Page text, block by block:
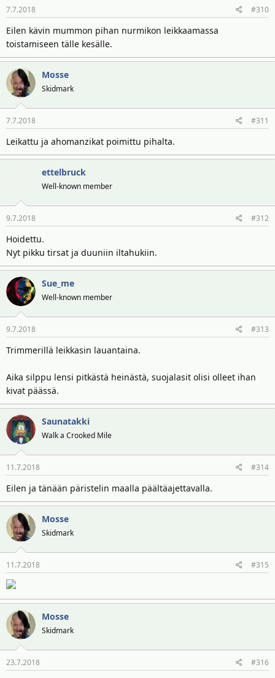
7.7.2018 #310
Eilen kävin mummon pihan nurmikon leikkaamassa
toistamiseen tälle kesälle.
Mosse
Skidmark
7.7.2018 #311
Leikattu ja ahomanzikat poimittu pihalta.
ettelbruck
Well-known member
9.7.2018 #312
Hoidettu.
Nyt pikku tirsat ja duuniin iltahukiin.
Sue_me
Well-known member
9.7.2018 #313
Trimmerillä leikkasin lauantaina.
Aika silppu lensi pitkästä heinästä, suojalasit olisi olleet ihan
kivat päässä.
Saunatakki
Walk a Crooked Mile
11.7.2018 #314
Eilen ja tänään päristelin maalla päältäajettavalla.
Mosse
Skidmark
11.7.2018 #315
Mosse
Skidmark
23.7.2018 #316